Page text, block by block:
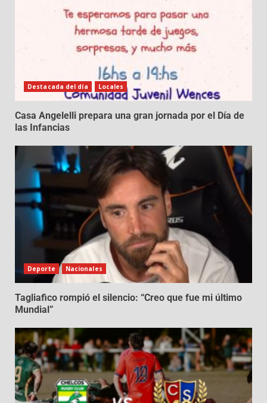
Destacada del día Locales
Casa Angelelli prepara una gran jornada por el Día de
las Infancias
Deporte Nacionales
Tagliafico rompió el silencio: “Creo que fue mi último
Mundial”